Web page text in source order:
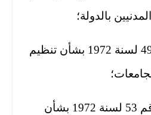
بالدولة؛
وعلى القانون رقم 49 لسنة 1972 بشأن تنظيم
وعلى القانون رقم 53 لسنة 1972 بشأن